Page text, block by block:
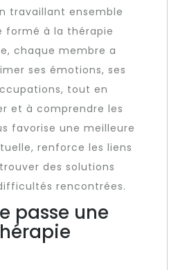
travaillant ensemble
formé à la thérapie
chaque membre a
ses émotions, ses
tout en
et à comprendre les
favorise une meilleure
renforce les liens
des solutions
rencontrées.
passe une